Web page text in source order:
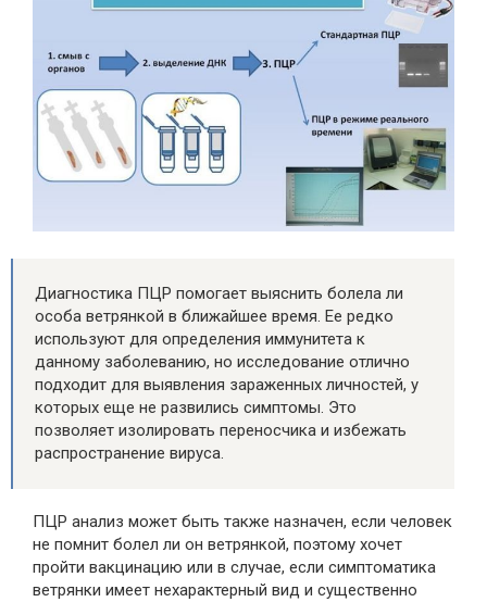
Диагностика ПЦР помогает выяснить болела ли
особа ветрянкой в ближайшее время. Ее редко
используют для определения иммунитета к
данному заболеванию, но исследование отлично
подходит для выявления зараженных личностей, у
которых еще не развились симптомы. Это
позволяет изолировать переносчика и избежать
распространение вируса.
ПЦР анализ может быть также назначен, если человек
не помнит болел ли он ветрянкой, поэтому хочет
пройти вакцинацию или в случае, если симптоматика
ветрянки имеет нехарактерный вид и существенно